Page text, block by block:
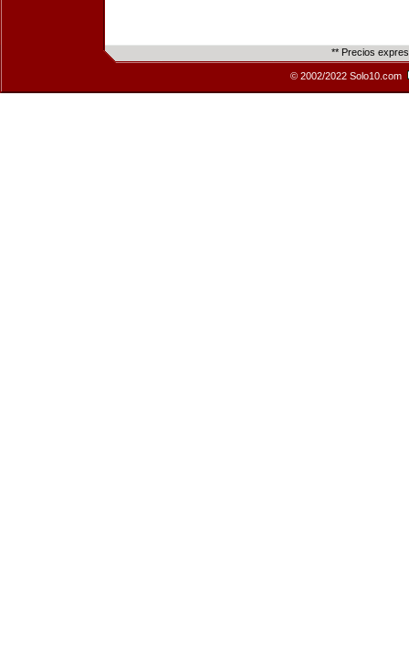
** Precios
© 2002/2022 Solo10.com